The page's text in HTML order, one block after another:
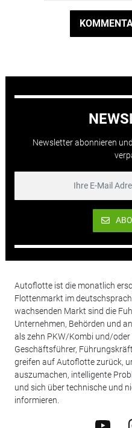
Newsletter abonnieren
Autoflotte ist die monatlich
Flottenmarkt im
wachsenden Markt sind die
Unternehmen, Behörden und
als zehn PKW/Kombi und/
Geschäftsführer,
greifen auf Autoflotte zurück,
auszumachen, intelligente
und sich über technische und
informieren.